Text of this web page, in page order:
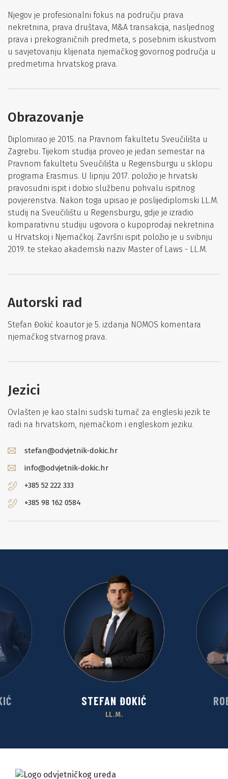
stefan@odvjetnik-dokic.hr
info@odvjetnik-dokic.hr
+385 52 222 333
+385 98 162 0584
Njegov je profesionalni fokus na području prava
nekretnina, prava društava, M&A transakcija, nasljednog
prava i prekograničnih predmeta, s posebnim iskustvom
u savjetovanju klijenata njemačkog govornog područja u
predmetima hrvatskog prava.
Obrazovanje
Diplomirao je 2015. na Pravnom fakultetu Sveučilišta u
Zagrebu. Tijekom studija proveo je jedan semestar na
Pravnom fakultetu Sveučilišta u Regensburgu u sklopu
programa Erasmus. U lipnju 2017. položio je hrvatski
pravosudni ispit i dobio službenu pohvalu ispitnog
povjerenstva. Nakon toga upisao je poslijediplomski LL.M.
studij na Sveučilištu u Regensburgu, gdje je izradio
komparativnu studiju ugovora o kupoprodaji nekretnina
u Hrvatskoj i Njemačkoj. Završni ispit položio je u svibnju
2019. te stekao akademski naziv Master of Laws - LL.M.
Autorski rad
Stefan Đokić koautor je 5. izdanja NOMOS komentara
njemačkog stvarnog prava.
Jezici
Ovlašten je kao stalni sudski tumač za engleski jezik te
radi na hrvatskom, njemačkom i engleskom jeziku.
STEFAN ĐOKIĆ
LL.M.